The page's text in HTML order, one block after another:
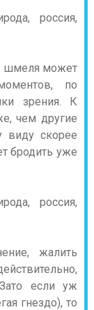
шмеля может
по
зрения. К
чем другие
скорее
бродить уже
жалить
если уж
гнездо), то